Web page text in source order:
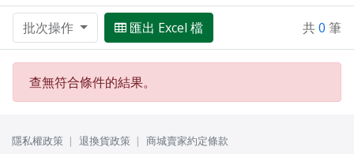
批次操作 匯出 Excel 檔 共0 筆
查無符合條件的結果。
隱私權政策 退換貨政策
商城賣家約定條款